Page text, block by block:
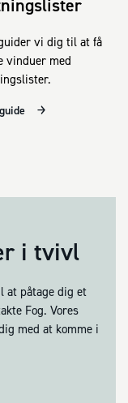
vi dig til at få
vinduer med
i tvivl
at påtage dig et
Fog. Vores
med at komme i